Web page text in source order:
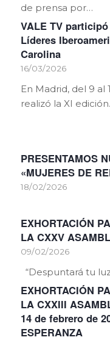
de prensa por…
VALE TV
Líderes
Carolina
16/03/2026
En Madrid, del 9 al
realizó la XI
PRESENTAMOS
«MUJERES DE
18/02/2026
EXHORTACIÓN
LA CXXV
09/02/2026
“Despuntará tu
EXHORTACIÓN
LA CXXIII
14 de febrero de
ESPERANZA